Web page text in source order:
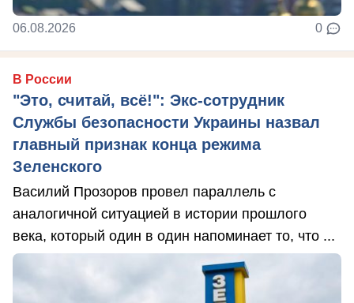
06.08.2026 0
В России
"Это, считай, всё!": Экс-сотрудник
Службы безопасности Украины назвал
главный признак конца режима
Зеленского
Василий Прозоров провел параллель с
аналогичной ситуацией в истории прошлого
века, который один в один напоминает то, что ...